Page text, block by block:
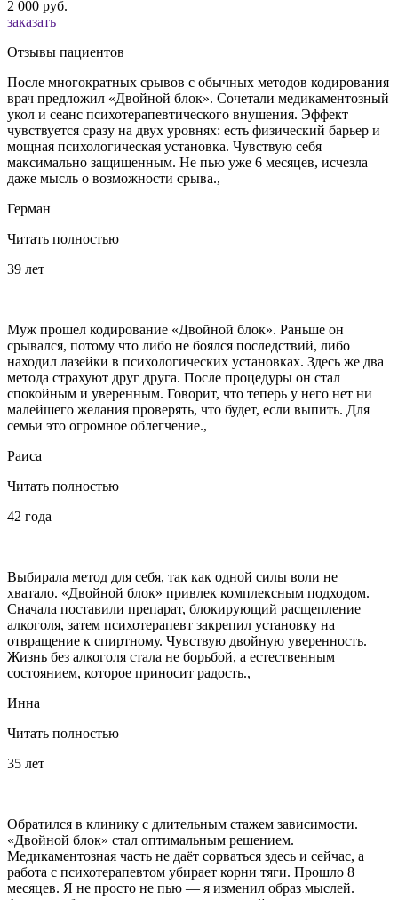
2 000 руб.
заказать
Отзывы пациентов
После многократных срывов с обычных методов кодирования
врач предложил «Двойной блок». Сочетали медикаментозный
укол и сеанс психотерапевтического внушения. Эффект
чувствуется сразу на двух уровнях: есть физический барьер и
мощная психологическая установка. Чувствую себя
максимально защищенным. Не пью уже 6 месяцев, исчезла
даже мысль о возможности срыва.,
Герман
Читать полностью
39 лет
Муж прошел кодирование «Двойной блок». Раньше он
срывался, потому что либо не боялся последствий, либо
находил лазейки в психологических установках. Здесь же два
метода страхуют друг друга. После процедуры он стал
спокойным и уверенным. Говорит, что теперь у него нет ни
малейшего желания проверять, что будет, если выпить. Для
семьи это огромное облегчение.,
Раиса
Читать полностью
42 года
Выбирала метод для себя, так как одной силы воли не
хватало. «Двойной блок» привлек комплексным подходом.
Сначала поставили препарат, блокирующий расщепление
алкоголя, затем психотерапевт закрепил установку на
отвращение к спиртному. Чувствую двойную уверенность.
Жизнь без алкоголя стала не борьбой, а естественным
состоянием, которое приносит радость.,
Инна
Читать полностью
35 лет
Обратился в клинику с длительным стажем зависимости.
«Двойной блок» стал оптимальным решением.
Медикаментозная часть не даёт сорваться здесь и сейчас, а
работа с психотерапевтом убирает корни тяги. Прошло 8
месяцев. Я не просто не пью — я изменил образ мыслей.